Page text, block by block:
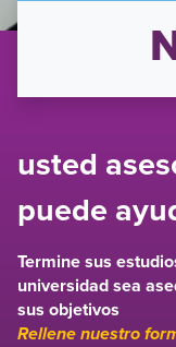
usted
puede
Termine sus
universidad sea
sus objetivos
Rellene nuestro